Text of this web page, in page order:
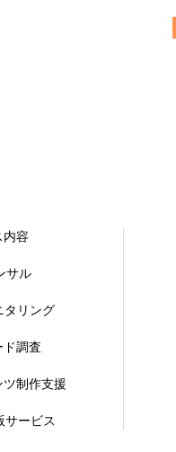
内容
サル
タリング
ド調査
ツ制作支援
サービス